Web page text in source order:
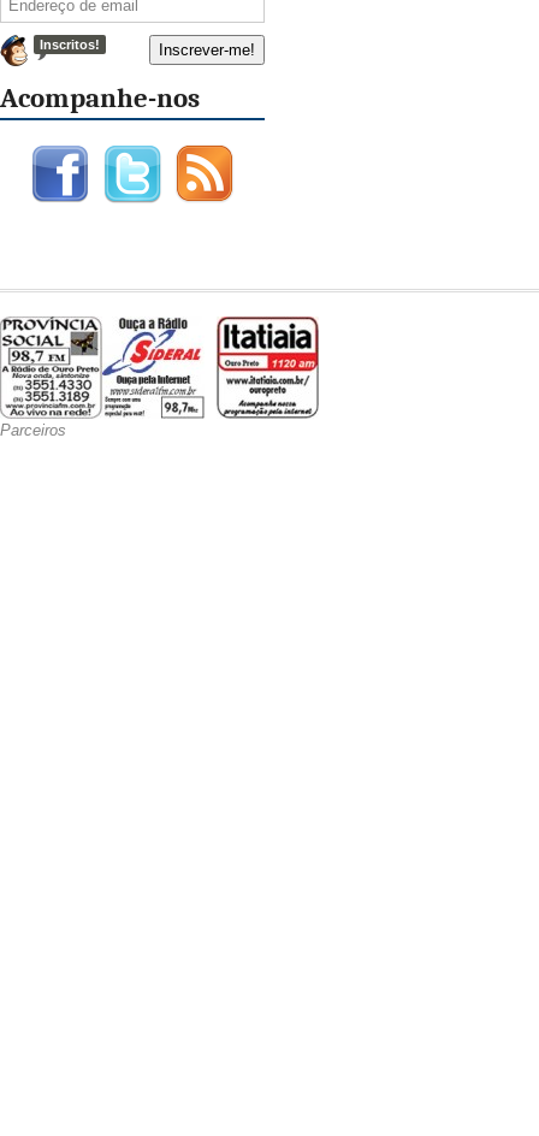
Inscritos!
Acompanhe-nos
Parceiros